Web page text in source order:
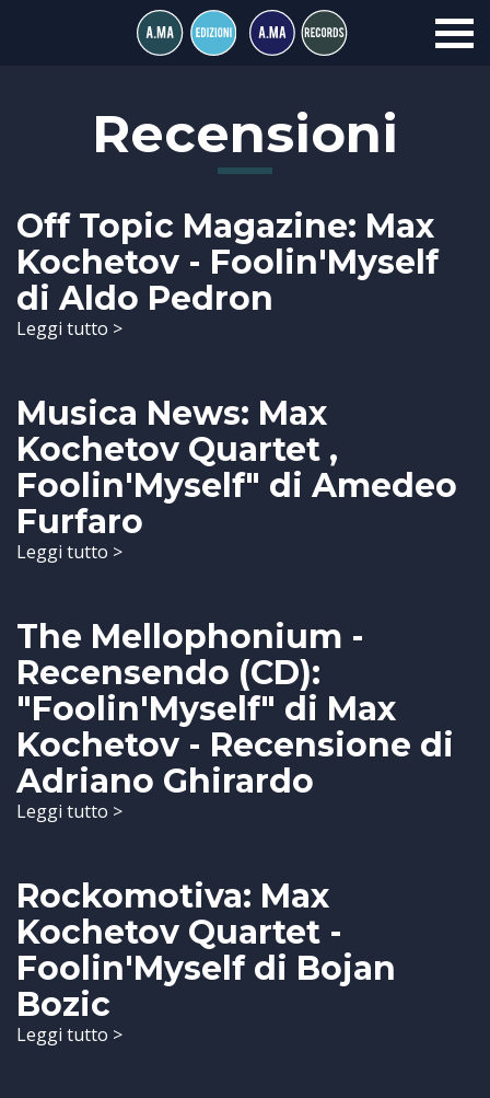
Recensioni
Off Topic Magazine: Max
Kochetov - Foolin'Myself
di Aldo Pedron
Leggi tutto >
Musica News: Max
Kochetov Quartet ,
Foolin'Myself" di Amedeo
Furfaro
Leggi tutto >
The Mellophonium -
Recensendo (CD):
"Foolin'Myself" di Max
Kochetov - Recensione di
Adriano Ghirardo
Leggi tutto >
Rockomotiva: Max
Kochetov Quartet -
Foolin'Myself di Bojan
Bozic
Leggi tutto >